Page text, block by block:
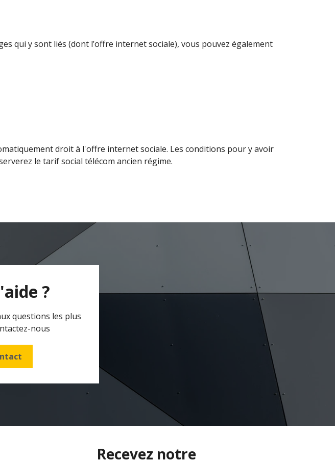
qui y sont liés (dont l’offre internet sociale), vous pouvez également
droit à l'offre internet sociale. Les conditions pour y avoir
le tarif social télécom ancien régime.
?
questions les plus
nous
Recevez notre